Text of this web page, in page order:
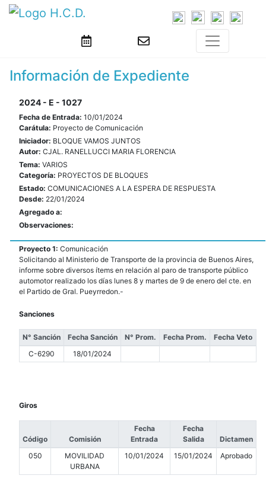
Información de Expediente
2024 - E - 1027
Fecha de Entrada: 10/01/2024
Carátula: Proyecto de Comunicación
Iniciador: BLOQUE VAMOS JUNTOS
Autor: CJAL. RANELLUCCI MARIA FLORENCIA
Tema: VARIOS
Categoría: PROYECTOS DE BLOQUES
Estado: COMUNICACIONES A LA ESPERA DE RESPUESTA
Desde: 22/01/2024
Agregado a:
Observaciones:
Proyecto 1: Comunicación
Solicitando al Ministerio de Transporte de la provincia de Buenos Aires,
informe sobre diversos ítems en relación al paro de transporte público
automotor realizado los días lunes 8 y martes de 9 de enero del cte. en
el Partido de Gral. Pueyrredon.-
Sanciones
N° Sanción Fecha Sanción N° Prom. Fecha Prom.
Fecha Veto
C-6290
18/01/2024
Giros
Código Comisión
Fecha
Entrada
Fecha
Salida
Dictamen
050
MOVILIDAD
URBANA
10/01/2024 15/01/2024 Aprobado